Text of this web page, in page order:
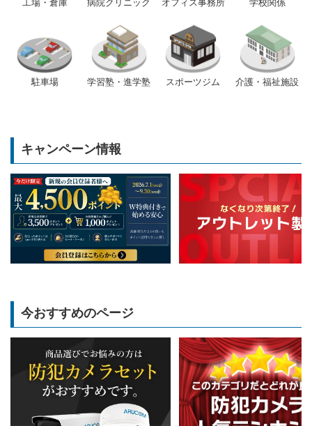
工場・倉庫 病院クリニック オフィス事務所 学校関係
駐車場 学習塾・進学塾 スポーツジム 介護・福祉施設
キャンペーン情報
今おすすめのページ